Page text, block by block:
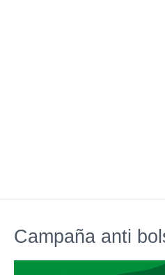
Campaña anti